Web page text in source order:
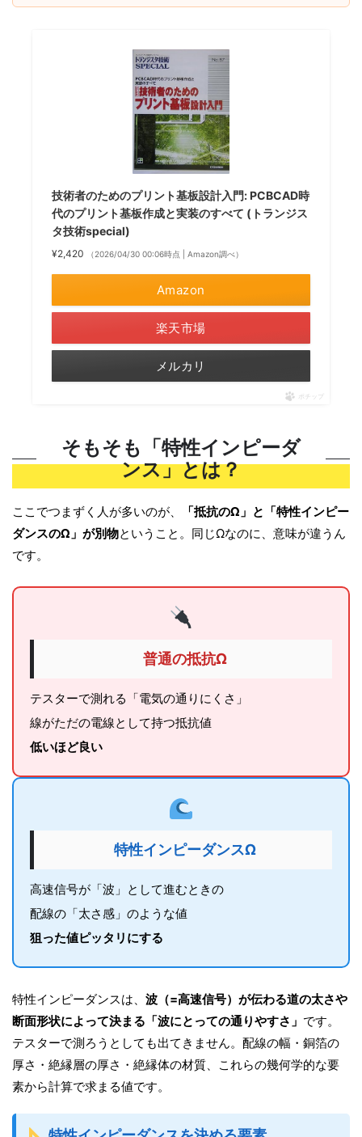
技術者のためのプリント基板設計入門: PCBCAD時
代のプリント基板作成と実装のすべて (トランジス
タ技術special)
¥2,420 （2026/04/30 00:06時点 | Amazon調べ）
Amazon
楽天市場
メルカリ
ポチップ
そもそも「特性インピーダ
ンス」とは？
ここでつまずく人が多いのが、
「抵抗のΩ」と「特性インピー
ダンスのΩ」が別物ということ。同じΩなのに、意味が違うん
です。
普通の抵抗Ω
テスターで測れる「電気の通りにくさ」
線がただの電線として持つ抵抗値
低いほど良い
特性インピーダンスΩ
高速信号が「波」として進むときの
配線の「太さ感」のような値
狙った値ピッタリにする
特性インピーダンスは、 波（=高速信号）が伝わる道の太さや
断面形状によって決まる「波にとっての通りやすさ」 です。
テスターで測ろうとしても出てきません。配線の幅・銅箔の
厚さ・絶縁層の厚さ・絶縁体の材質、これらの幾何学的な要
素から計算で求まる値です。